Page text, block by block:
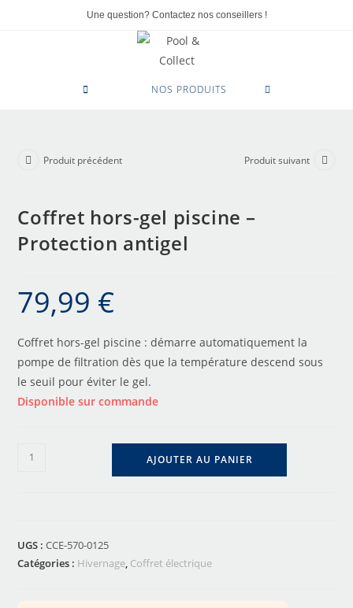
Une question? Contactez nos conseillers !
NOS PRODUITS
Produit précédent Produit suivant
Coffret hors-gel piscine –
Protection antigel
79,99 €
Coffret hors-gel piscine : démarre automatiquement la
pompe de filtration dès que la température descend sous
le seuil pour éviter le gel.
Disponible sur commande
AJOUTER AU PANIER
UGS :CCE-570-0125
Catégories : Hivernage, Coffret électrique